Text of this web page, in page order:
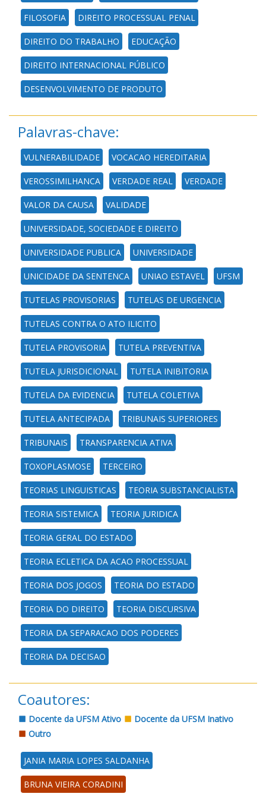
FILOSOFIA DIREITO PROCESSUAL PENAL
DIREITO DO TRABALHO EDUCAÇÃO
DIREITO INTERNACIONAL PÚBLICO
DESENVOLVIMENTO DE PRODUTO
Palavras-chave:
VULNERABILIDADE VOCACAO HEREDITARIA
VEROSSIMILHANCA VERDADE REAL VERDADE
VALOR DA CAUSA VALIDADE
UNIVERSIDADE, SOCIEDADE E DIREITO
UNIVERSIDADE PUBLICA UNIVERSIDADE
UNICIDADE DA SENTENCA UNIAO ESTAVEL UFSM
TUTELAS PROVISORIAS TUTELAS DE URGENCIA
TUTELAS CONTRA O ATO ILICITO
TUTELA PROVISORIA TUTELA PREVENTIVA
TUTELA JURISDICIONAL TUTELA INIBITORIA
TUTELA DA EVIDENCIA TUTELA COLETIVA
TUTELA ANTECIPADA TRIBUNAIS SUPERIORES
TRIBUNAIS TRANSPARENCIA ATIVA
TOXOPLASMOSE TERCEIRO
TEORIAS LINGUISTICAS TEORIA SUBSTANCIALISTA
TEORIA SISTEMICA TEORIA JURIDICA
TEORIA GERAL DO ESTADO
TEORIA ECLETICA DA ACAO PROCESSUAL
TEORIA DOS JOGOS TEORIA DO ESTADO
TEORIA DO DIREITO TEORIA DISCURSIVA
TEORIA DA SEPARACAO DOS PODERES
TEORIA DA DECISAO
Coautores:
Docente da UFSM Ativo
Docente da UFSM Inativo
Outro
JANIA MARIA LOPES SALDANHA
BRUNA VIEIRA CORADINI